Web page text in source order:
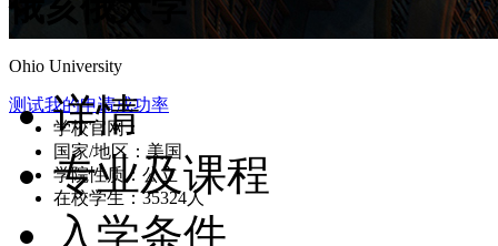
Ohio University
测试我的申请成功率
学校官网：
国家/地区：美国
学院性质：公立
在校学生：35324人
详情
专业及课程
入学条件